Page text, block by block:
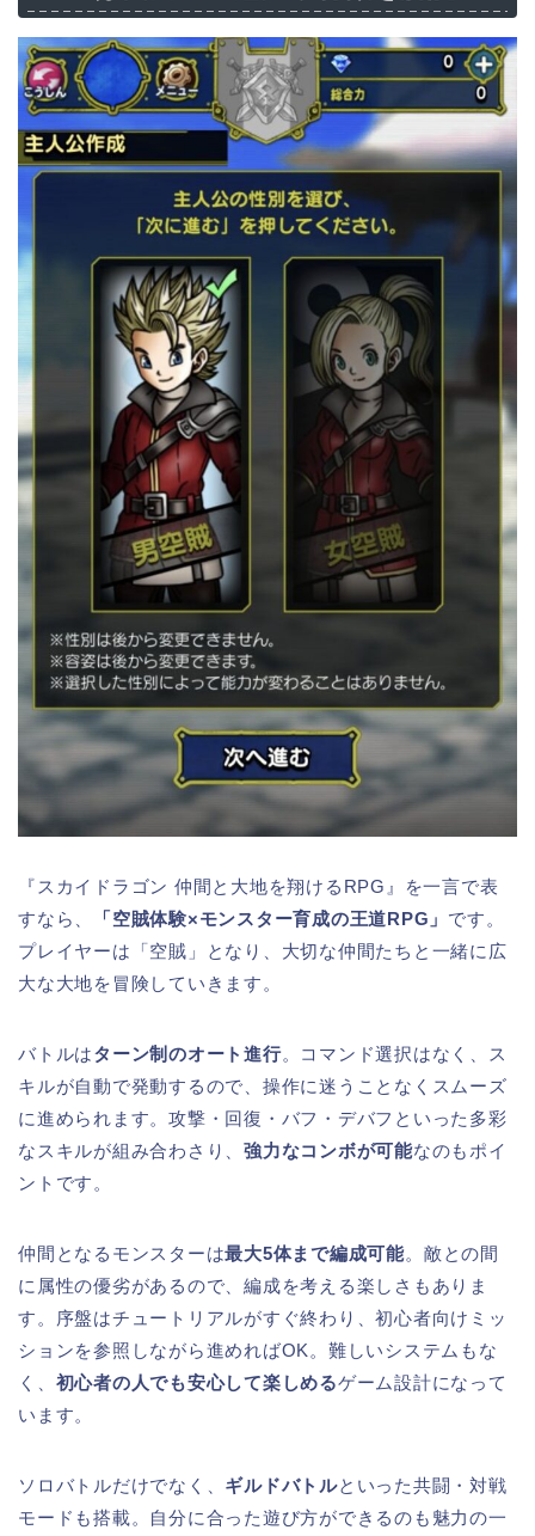
『スカイドラゴン 仲間と大地を翔けるRPG』を一言で表
すなら、
「空賊体験×モンスター育成の王道RPG」 です。
プレイヤーは「空賊」となり、大切な仲間たちと一緒に広
大な大地を冒険していきます。
バトルはターン制のオート進行。コマンド選択はなく、ス
キルが自動で発動するので、操作に迷うことなくスムーズ
に進められます。攻撃・回復・バフ・デバフといった多彩
なスキルが組み合わさり、強力なコンボが可能なのもポイ
ントです。
仲間となるモンスターは最大5体まで編成可能。敵との間
に属性の優劣があるので、編成を考える楽しさもありま
す。序盤はチュートリアルがすぐ終わり、初心者向けミッ
ションを参照しながら進めればOK。難しいシステムもな
く、 初心者の人でも安心して楽しめるゲーム設計になって
います。
ソロバトルだけでなく、 ギルドバトルといった共闘・対戦
モードも搭載。自分に合った遊び方ができるのも魅力の一